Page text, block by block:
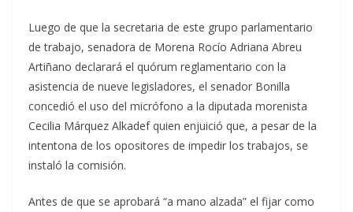
Luego de que la secretaria de este grupo parlamentario
de trabajo, senadora de Morena Rocío Adriana Abreu
Artiñano declarará el quórum reglamentario con la
asistencia de nueve legisladores, el senador Bonilla
concedió el uso del micrófono a la diputada morenista
Cecilia Márquez Alkadef quien enjuició que, a pesar de la
intentona de los opositores de impedir los trabajos, se
instaló la comisión.
Antes de que se aprobará “a mano alzada” el fijar como